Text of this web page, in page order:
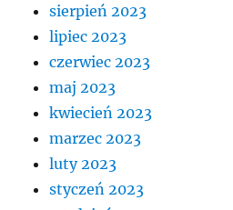
sierpień 2023
lipiec 2023
czerwiec 2023
maj 2023
kwiecień 2023
marzec 2023
luty 2023
styczeń 2023